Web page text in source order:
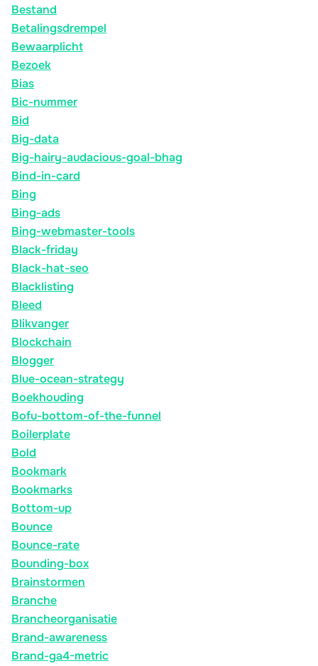
Bestand
Betalingsdrempel
Bewaarplicht
Bezoek
Bias
Bic-nummer
Bid
Big-data
Big-hairy-audacious-goal-bhag
Bind-in-card
Bing
Bing-ads
Bing-webmaster-tools
Black-friday
Black-hat-seo
Blacklisting
Bleed
Blikvanger
Blockchain
Blogger
Blue-ocean-strategy
Boekhouding
Bofu-bottom-of-the-funnel
Boilerplate
Bold
Bookmark
Bookmarks
Bottom-up
Bounce
Bounce-rate
Bounding-box
Brainstormen
Branche
Brancheorganisatie
Brand-awareness
Brand-ga4-metric